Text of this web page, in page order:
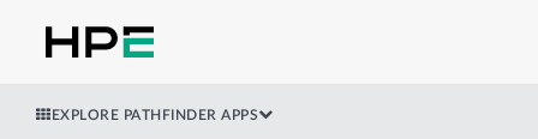
EXPLORE PATHFINDER APPS